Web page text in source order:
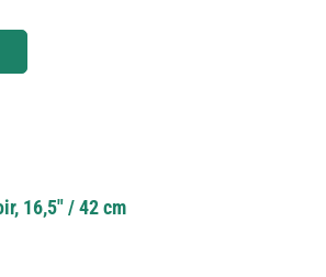
ou diminuer la quantité.
16,5" / 42 cm